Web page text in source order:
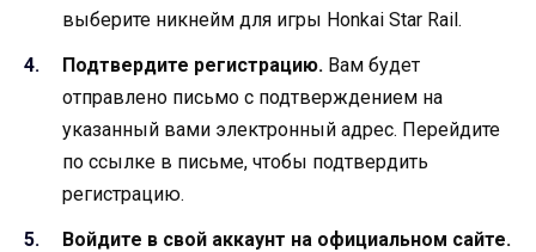
выберите никнейм для игры Honkai Star Rail.
Подтвердите регистрацию. Вам будет
отправлено письмо с подтверждением на
указанный вами электронный адрес. Перейдите
по ссылке в письме, чтобы подтвердить
регистрацию.
Войдите в свой аккаунт на официальном сайте.